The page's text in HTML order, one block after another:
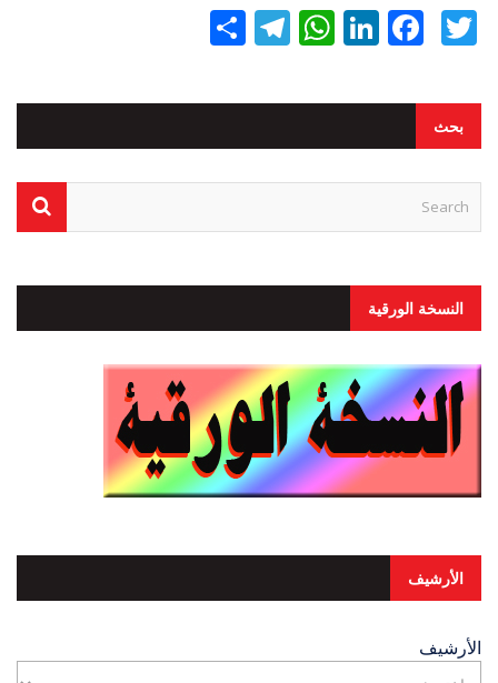
Twitter
Facebook
LinkedIn
WhatsApp
Telegram
بحث
النسخة الورقية
الأرشيف
الأرشيف